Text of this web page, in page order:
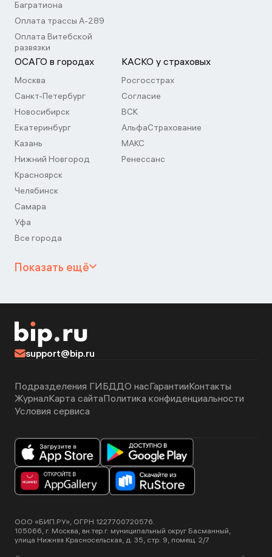
Багратиона
Оплата трассы А-289
Оплата Витебской
развязки
ОСАГО в городах
Москва
Санкт-Петербург
Новосибирск
Екатеринбург
Казань
Нижний Новгород
Красноярск
Челябинск
Самара
Уфа
Все города
КАСКО у страховых
Росгосстрах
Согласие
ВСК
АльфаСтрахование
МАКС
Ренессанс
Показать ещё
support@bip.ru
Подразделения ГИБДДО насГарантииКонтакты
ЖурналКарта сайтаПолитика конфиденциальности
Условия сервиса
ООО «БИП.РУ», ОГРН 1227700720576.
105066, г. Москва, вн.тер.г. муниципальный округ Басманный,
улица Нижняя Красносельская, д. 35, стр. 9, помещ. 2/7